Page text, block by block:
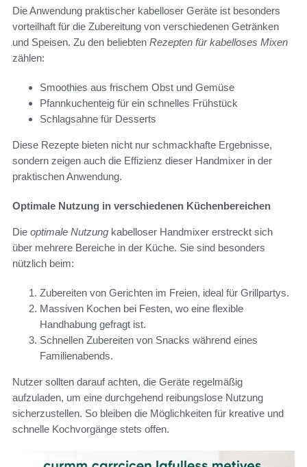
Die Anwendung praktischer kabelloser Geräte ist besonders
vorteilhaft für die Zubereitung von verschiedenen Getränken
und Speisen. Zu den beliebten Rezepten für kabelloses Mixen
zählen:
Smoothies aus frischem Obst und Gemüse
Pfannkuchenteig für ein schnelles Frühstück
Schlagsahne für Desserts
Diese Rezepte bieten nicht nur schmackhafte Ergebnisse,
sondern zeigen auch die Effizienz dieser Handmixer in der
praktischen Anwendung.
Optimale Nutzung in verschiedenen Küchenbereichen
Die optimale Nutzung kabelloser Handmixer erstreckt sich
über mehrere Bereiche in der Küche. Sie sind besonders
nützlich beim:
Zubereiten von Gerichten im Freien, ideal für Grillpartys.
Massiven Kochen bei Festen, wo eine flexible
Handhabung gefragt ist.
Schnellen Zubereiten von Snacks während eines
Familienabends.
Nutzer sollten darauf achten, die Geräte regelmäßig
aufzuladen, um eine durchgehend reibungslose Nutzung
sicherzustellen. So bleiben die Möglichkeiten für kreative und
schnelle Kochvorgänge stets offen.